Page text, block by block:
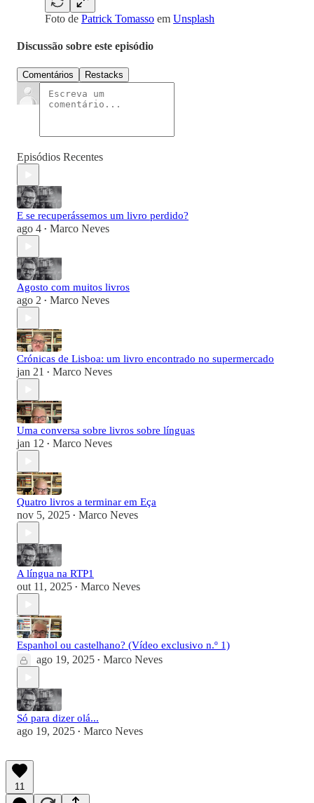
Foto de Patrick Tomasso em Unsplash
Discussão sobre este episódio
Comentários Restacks
Episódios Recentes
E se recuperássemos um livro perdido?
ago 4 • Marco Neves
Agosto com muitos livros
ago 2 • Marco Neves
Crónicas de Lisboa: um livro encontrado no supermercado
jan 21 • Marco Neves
Uma conversa sobre livros sobre línguas
jan 12 • Marco Neves
Quatro livros a terminar em Eça
nov 5, 2025 • Marco Neves
A língua na RTP1
out 11, 2025 • Marco Neves
Espanhol ou castelhano? (Vídeo exclusivo n.º 1)
ago 19, 2025 • Marco Neves
Só para dizer olá...
ago 19, 2025 • Marco Neves
11